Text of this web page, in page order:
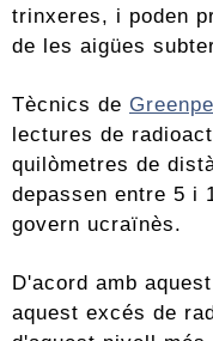
trinxeres, i poden
de les aigües
Tècnics de
lectures de
quilòmetres de
depassen entre 5 i
govern ucraïnès.
D'acord amb
aquest excés de